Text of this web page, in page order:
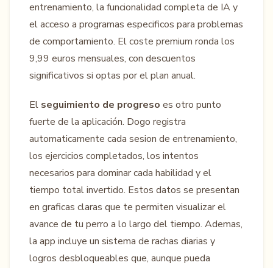
entrenamiento, la funcionalidad completa de IA y
el acceso a programas especificos para problemas
de comportamiento. El coste premium ronda los
9,99 euros mensuales, con descuentos
significativos si optas por el plan anual.
El seguimiento de progreso es otro punto
fuerte de la aplicación. Dogo registra
automaticamente cada sesion de entrenamiento,
los ejercicios completados, los intentos
necesarios para dominar cada habilidad y el
tiempo total invertido. Estos datos se presentan
en graficas claras que te permiten visualizar el
avance de tu perro a lo largo del tiempo. Ademas,
la app incluye un sistema de rachas diarias y
logros desbloqueables que, aunque pueda